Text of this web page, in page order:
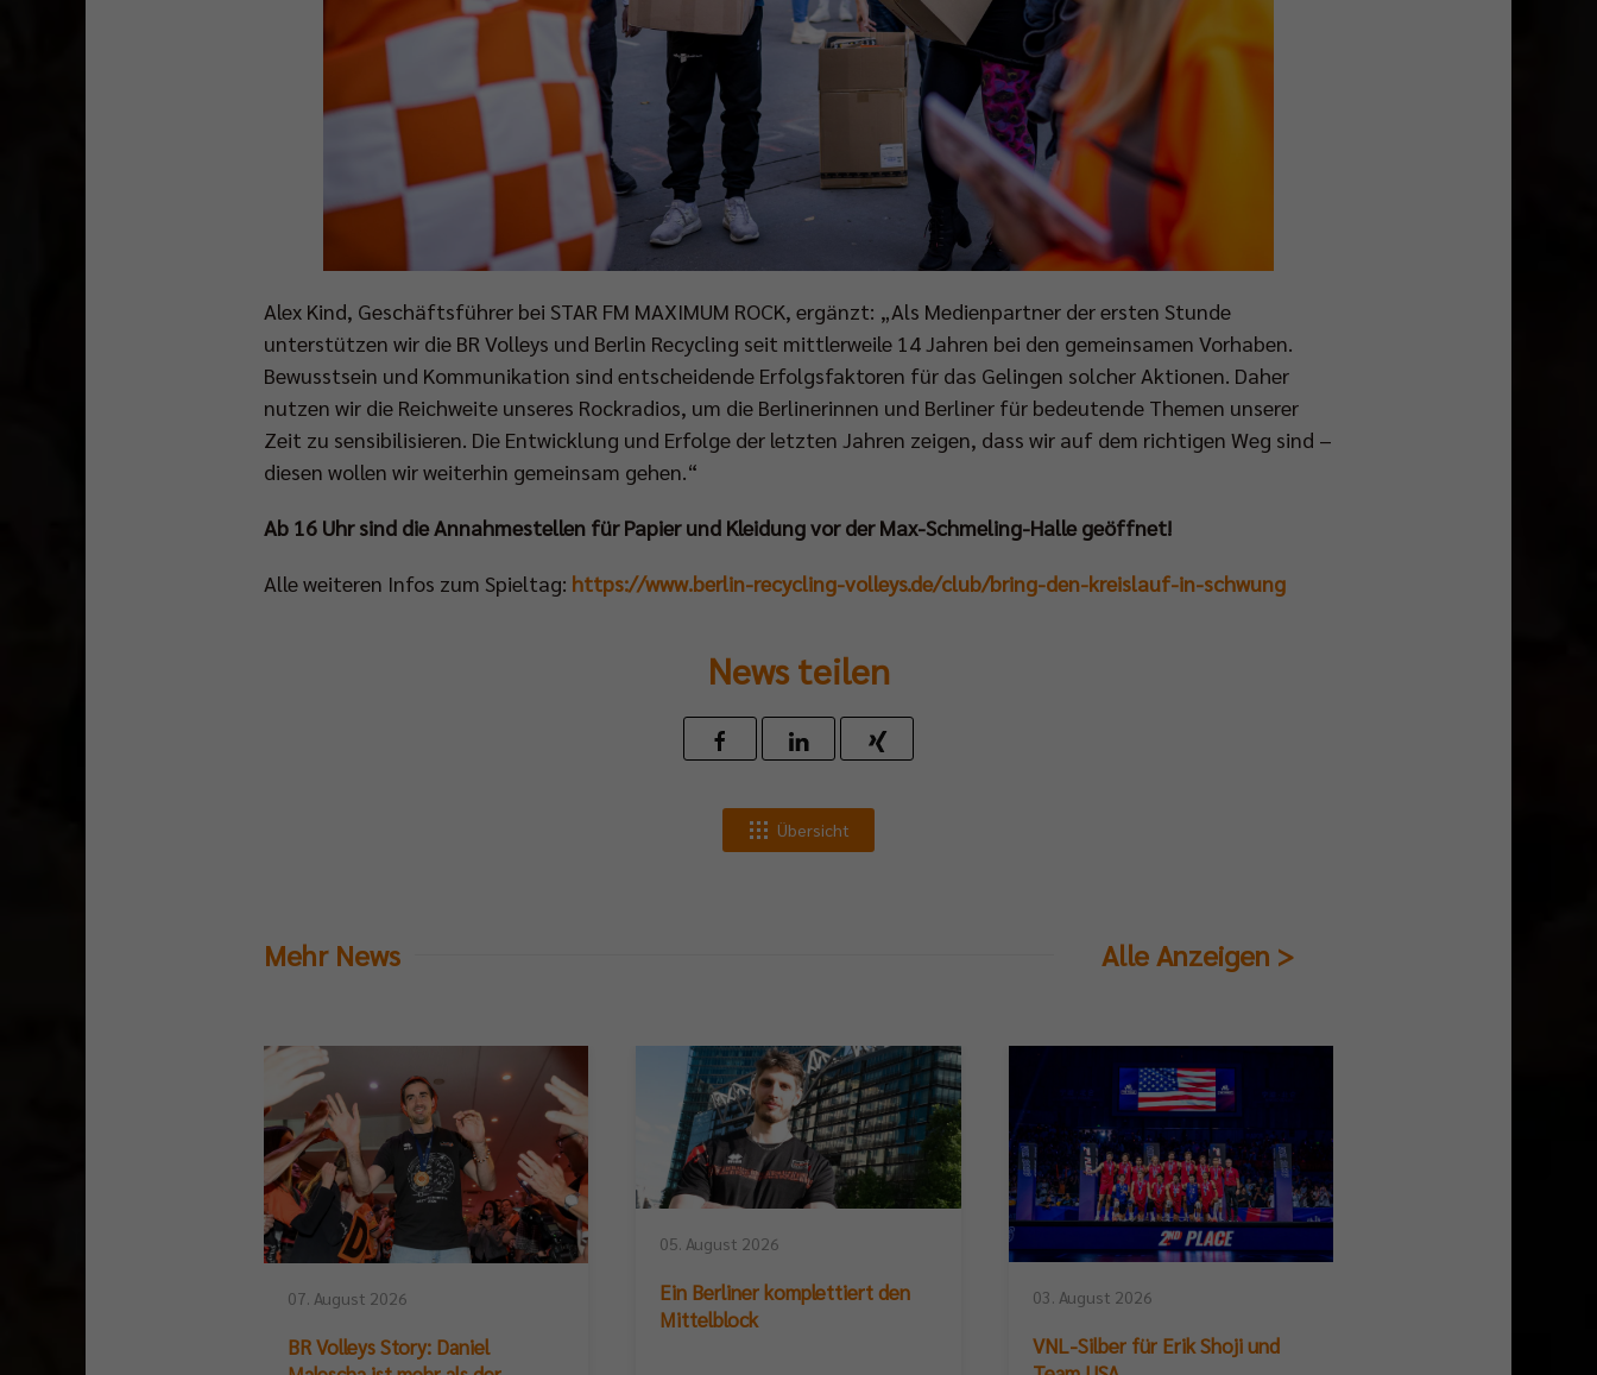
Alex Kind, Geschäftsführer bei STAR FM MAXIMUM ROCK, ergänzt: „Als Medienpartner der ersten Stunde
unterstützen wir die BR Volleys und Berlin Recycling seit mittlerweile 14 Jahren bei den gemeinsamen Vorhaben.
Bewusstsein und Kommunikation sind entscheidende Erfolgsfaktoren für das Gelingen solcher Aktionen. Daher
nutzen wir die Reichweite unseres Rockradios, um die Berlinerinnen und Berliner für bedeutende Themen unserer
Zeit zu sensibilisieren. Die Entwicklung und Erfolge der letzten Jahren zeigen, dass wir auf dem richtigen Weg sind –
diesen wollen wir weiterhin gemeinsam gehen.“
Ab 16 Uhr sind die Annahmestellen für Papier und Kleidung vor der Max-Schmeling-Halle geöffnet!
Alle weiteren Infos zum Spieltag: https://www.berlin-recycling-volleys.de/club/bring-den-kreislauf-in-schwung
News teilen
Übersicht
Mehr News Alle Anzeigen >
07. August 2026
BR Volleys Story: Daniel
05. August 2026
Ein Berliner komplettiert den
Mittelblock
03. August 2026
VNL-Silber für Erik Shoji und